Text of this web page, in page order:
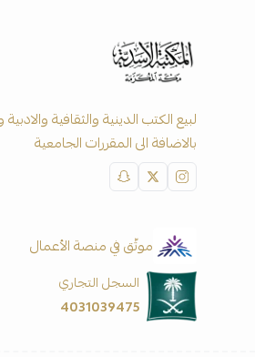
لبيع الكتب الدينية والثقافية
بالاضافة الى المقررات الجامعية
موثّق في منصة الأعمال
السجل التجاري
4031039475